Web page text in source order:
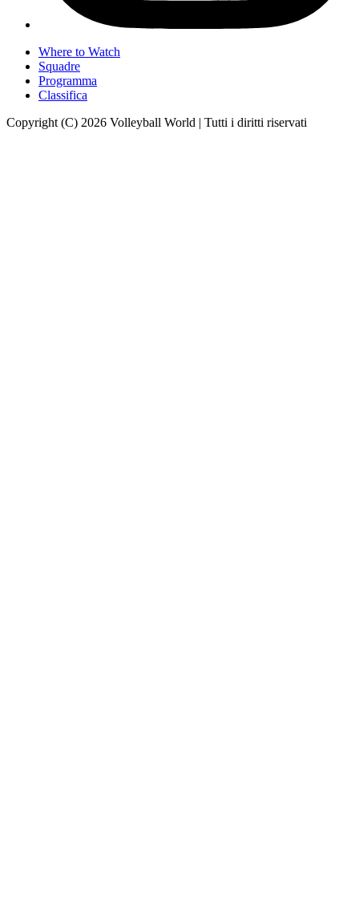
Where to Watch
Squadre
Programma
Classifica
Copyright (C) 2026 Volleyball World | Tutti i diritti riservati